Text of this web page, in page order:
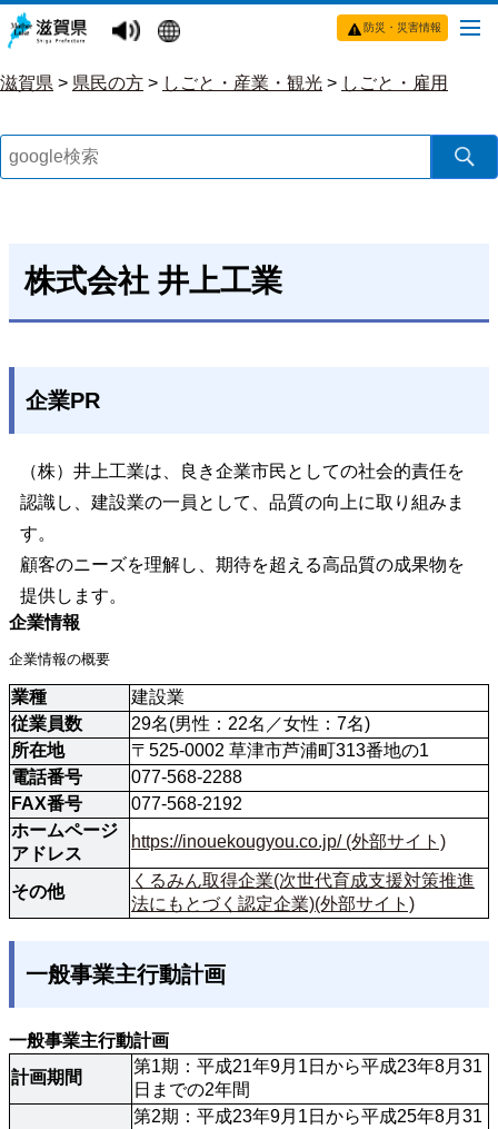
防災・災害情報
滋賀県 > 県民の方 > しごと・産業・観光 > しごと・雇用
株式会社 井上工業
企業PR
（株）井上工業は、良き企業市民としての社会的責任を
認識し、建設業の一員として、品質の向上に取り組みま
す。
顧客のニーズを理解し、期待を超える高品質の成果物を
提供します。
企業情報
企業情報の概要
業種
建設業
従業員数
29名(男性：22名／女性：7名)
所在地
〒525-0002 草津市芦浦町313番地の1
電話番号
077-568-2288
FAX番号
077-568-2192
ホームページ
アドレス
https://inouekougyou.co.jp/ (外部サイト)
その他
くるみん取得企業(次世代育成支援対策推進
法にもとづく認定企業)(外部サイト)
一般事業主行動計画
一般事業主行動計画
計画期間
第1期：平成21年9月1日から平成23年8月31
日までの2年間
第2期：平成23年9月1日から平成25年8月31